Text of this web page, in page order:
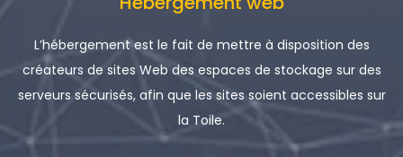
L’hébergement est le fait de mettre à disposition des
créateurs de sites Web des espaces de stockage sur des
serveurs sécurisés, afin que les sites soient accessibles sur
la Toile.